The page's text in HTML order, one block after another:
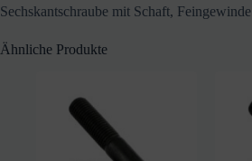
Sechskantschraube mit Schaft, Feingewinde
Ähnliche Produkte